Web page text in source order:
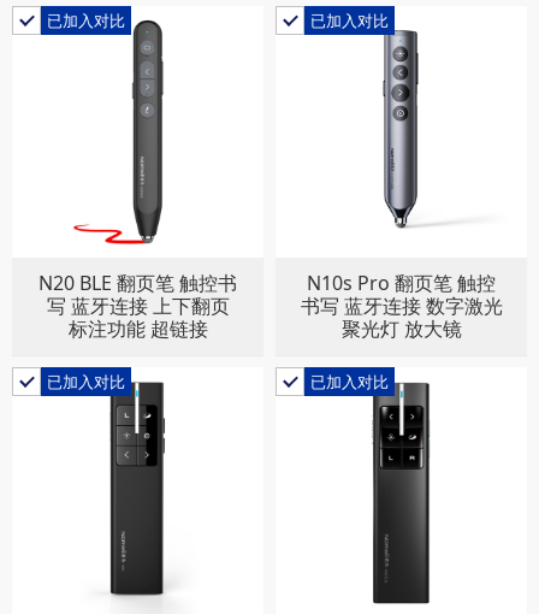
已加入对比
N20 BLE 翻页笔 触控书
写 蓝牙连接 上下翻页
标注功能 超链接
已加入对比
N10s Pro 翻页笔 触控
书写 蓝牙连接 数字激光
聚光灯 放大镜
已加入对比 已加入对比